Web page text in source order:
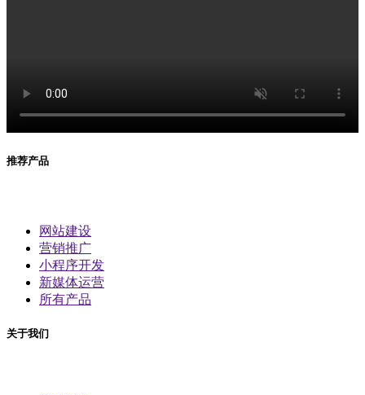
推荐产品
网站建设
营销推广
小程序开发
新媒体运营
所有产品
关于我们